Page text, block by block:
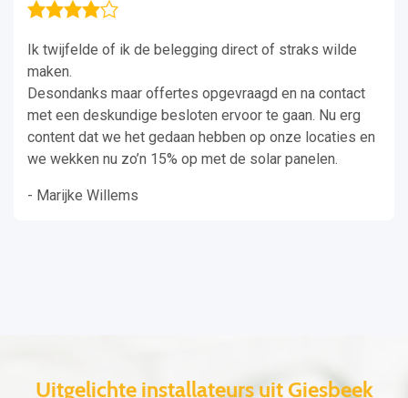
Ik twijfelde of ik de belegging direct of straks wilde
maken.
Desondanks maar offertes opgevraagd en na contact
met een deskundige besloten ervoor te gaan. Nu erg
content dat we het gedaan hebben op onze locaties en
we wekken nu zo’n 15% op met de solar panelen.
- Marijke Willems
Uitgelichte installateurs uit Giesbeek